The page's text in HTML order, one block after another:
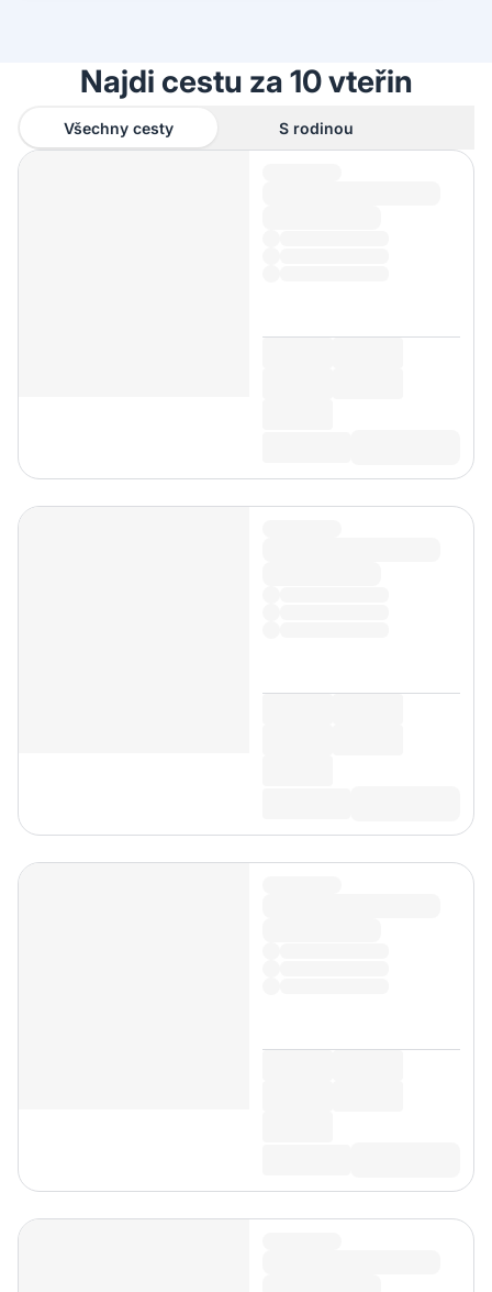
Najdi cestu za 10 vteřin
Všechny cesty S rodinou